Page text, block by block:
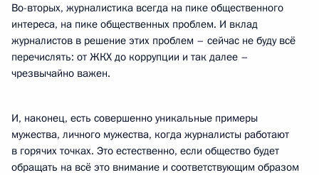
Во-вторых, журналистика всегда на пике общественного
интереса, на пике общественных проблем. И вклад
журналистов в решение этих проблем – сейчас не буду всё
перечислять: от ЖКХ до коррупции и так далее –
чрезвычайно важен.
И, наконец, есть совершенно уникальные примеры
мужества, личного мужества, когда журналисты работают
в горячих точках. Это естественно, если общество будет
обращать на всё это внимание и соответствующим образом